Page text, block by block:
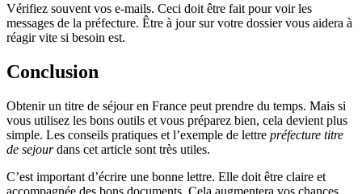
Vérifiez souvent vos e-mails. Ceci doit être fait pour voir les
messages de la préfecture. Être à jour sur votre dossier vous aidera à
réagir vite si besoin est.
Conclusion
Obtenir un titre de séjour en France peut prendre du temps. Mais si
vous utilisez les bons outils et vous préparez bien, cela devient plus
simple. Les conseils pratiques et l’exemple de lettre préfecture titre
de sejourdans cet article sont très utiles.
C’est important d’écrire une bonne lettre. Elle doit être claire et
accompagnée des bons documents. Cela augmentera vos chances